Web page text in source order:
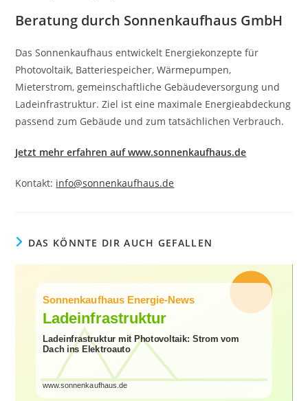
Beratung durch Sonnenkaufhaus GmbH
Das Sonnenkaufhaus entwickelt Energiekonzepte für
Photovoltaik, Batteriespeicher, Wärmepumpen,
Mieterstrom, gemeinschaftliche Gebäudeversorgung und
Ladeinfrastruktur. Ziel ist eine maximale Energieabdeckung
passend zum Gebäude und zum tatsächlichen Verbrauch.
Jetzt mehr erfahren auf www.sonnenkaufhaus.de
Kontakt: info@sonnenkaufhaus.de
DAS KÖNNTE DIR AUCH GEFALLEN